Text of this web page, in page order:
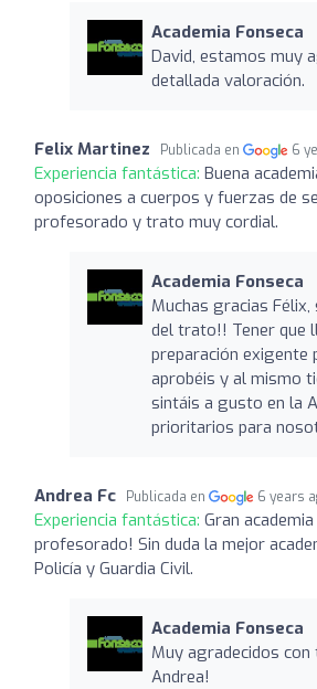
Academia Fonseca
David, estamos muy
detallada valoración.
Felix Martinez Publicada en 6
Experiencia fantástica: Buena
oposiciones a cuerpos y fuerzas de
profesorado y trato muy cordial.
Academia Fonseca
Muchas gracias
del trato!! Tener que
preparación exigente
aprobéis y al mismo
sintáis a gusto en la
prioritarios para
Andrea Fc Publicada en 6 years
Experiencia fantástica: Gran
profesorado! Sin duda la mejor
Policía y Guardia Civil.
Academia Fonseca
Muy agradecidos con
Andrea!